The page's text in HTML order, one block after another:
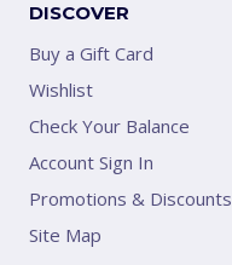
DISCOVER
Buy a Gift Card
Wishlist
Check Your Balance
Account Sign In
Promotions & Discounts
Site Map